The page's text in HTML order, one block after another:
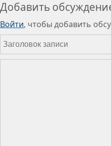
Добавить
Войти, чтобы добавить